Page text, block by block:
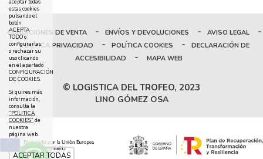
CONDICIONES DE VENTA - ENVÍOS Y DEVOLUCIONES - AVISO LEGAL -
POLÍTICA PRIVACIDAD - POLÍTICA COOKIES -
DECLARACIÓN DE
ACCESIBILIDAD
- MAPA WEB
© LOGISTICA DEL TROFEO, 2023
LINO GÓMEZ OSA
aceptar todas
estas cookies
pulsando el
botón
ACEPTA
TODO o
configurarlas
o rechazar su
uso clicando
en el apartado
CONFIGURACIÓN
DE COOKIES.
Si quires más
información,
consulta la
“POLITICA
COOKIES” de
nuestra
página web.
ACEPTAR TODAS